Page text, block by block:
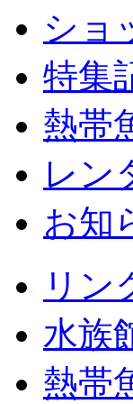
ショ
特集
熱帯
レン
お知
リン
水族
熱帯